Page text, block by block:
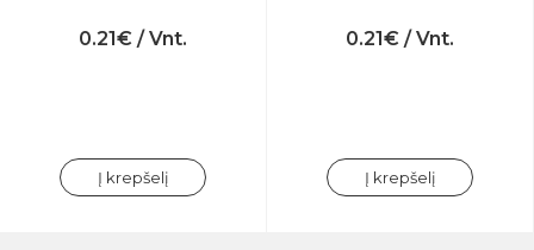
0.21€ / Vnt.
Į krepšelį
0.21€ / Vnt.
Į krepšelį